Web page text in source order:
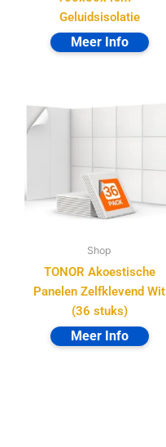
Geluidsisolatie
Shop
TONOR Akoestische
Panelen Zelfklevend Wit
(36 stuks)